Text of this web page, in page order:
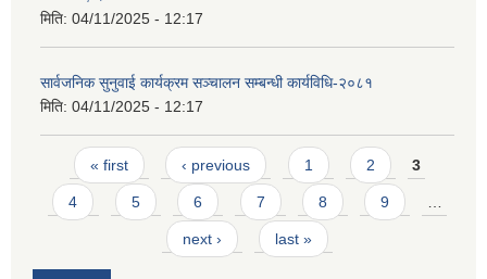
मिति: 04/11/2025 - 12:17
सार्वजनिक सुनुवाई कार्यक्रम सञ्चालन सम्बन्धी कार्यविधि-२०८१
मिति: 04/11/2025 - 12:17
Pages
« first ‹ previous 1 2 3
4 5 6 7 8 9
next › last »